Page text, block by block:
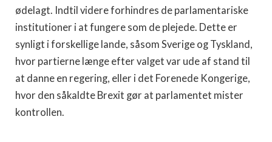
ødelagt. Indtil videre forhindres de parlamentariske
institutioner i at fungere som de plejede. Dette er
synligt i forskellige lande, såsom Sverige og Tyskland,
hvor partierne længe efter valget var ude af stand til
at danne en regering, eller i det Forenede Kongerige,
hvor den såkaldte Brexit gør at parlamentet mister
kontrollen.